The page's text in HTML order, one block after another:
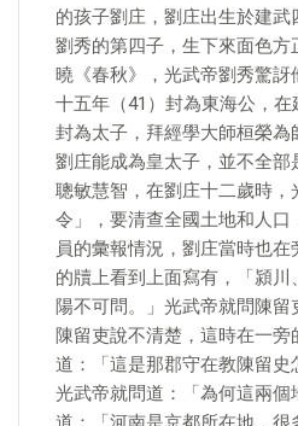
的孩子劉庄，劉庄出生於建武
劉秀的第四子，生下來面色方
曉《春秋》，光武帝劉秀驚
十五年（41）封為東海公，
封為太子，拜經學大師桓榮為
劉庄能成為皇太子，並不全部
聰敏慧智，在劉庄十二歲時，
令」，要清查全國土地和人口
員的彙報情況，劉庄當時也
的牘上看到上面寫有，「潁
陽不可問。」光武帝就問陳留
陳留吏說不清楚，這時在一
道：「這是那郡守在教陳留史
光武帝就問道：「為何這兩個